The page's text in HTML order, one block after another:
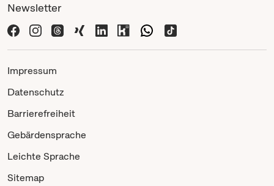
Newsletter
Impressum
Datenschutz
Barrierefreiheit
Gebärdensprache
Leichte Sprache
Sitemap